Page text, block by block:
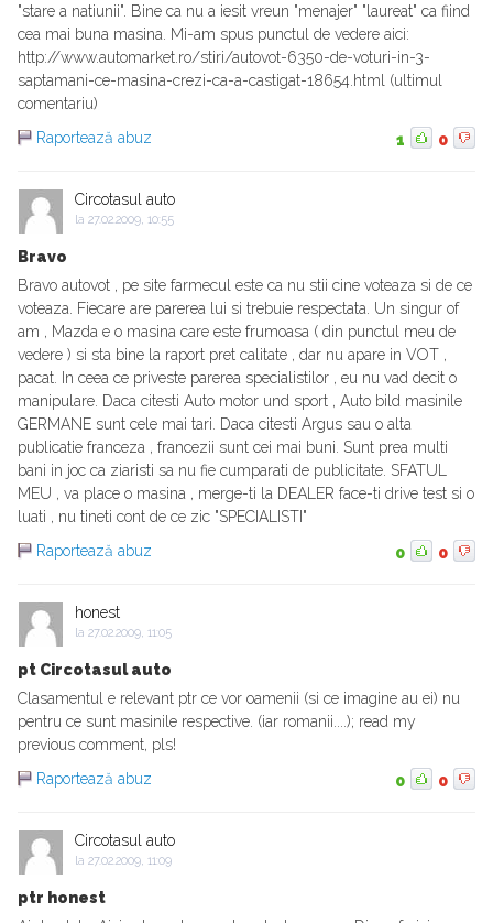
"stare a natiunii". Bine ca nu a iesit vreun "menajer" "laureat" ca fiind
cea mai buna masina. Mi-am spus punctul de vedere aici:
http://www.automarket.ro/stiri/autovot-6350-de-voturi-in-3-
saptamani-ce-masina-crezi-ca-a-castigat-18654.html (ultimul
comentariu)
Raportează abuz
1 0
Circotasul auto
la 27.02.2009, 10:55
Bravo
Bravo autovot , pe site farmecul este ca nu stii cine voteaza si de ce
voteaza. Fiecare are parerea lui si trebuie respectata. Un singur of
am , Mazda e o masina care este frumoasa ( din punctul meu de
vedere ) si sta bine la raport pret calitate , dar nu apare in VOT ,
pacat. In ceea ce priveste parerea specialistilor , eu nu vad decit o
manipulare. Daca citesti Auto motor und sport , Auto bild masinile
GERMANE sunt cele mai tari. Daca citesti Argus sau o alta
publicatie franceza , francezii sunt cei mai buni. Sunt prea multi
bani in joc ca ziaristi sa nu fie cumparati de publicitate. SFATUL
MEU , va place o masina , merge-ti la DEALER face-ti drive test si o
luati , nu tineti cont de ce zic "SPECIALISTI"
Raportează abuz
0 0
honest
la 27.02.2009, 11:05
pt Circotasul auto
Clasamentul e relevant ptr ce vor oamenii (si ce imagine au ei) nu
pentru ce sunt masinile respective. (iar romanii....); read my
previous comment, pls!
Raportează abuz
0 0
Circotasul auto
la 27.02.2009, 11:09
ptr honest